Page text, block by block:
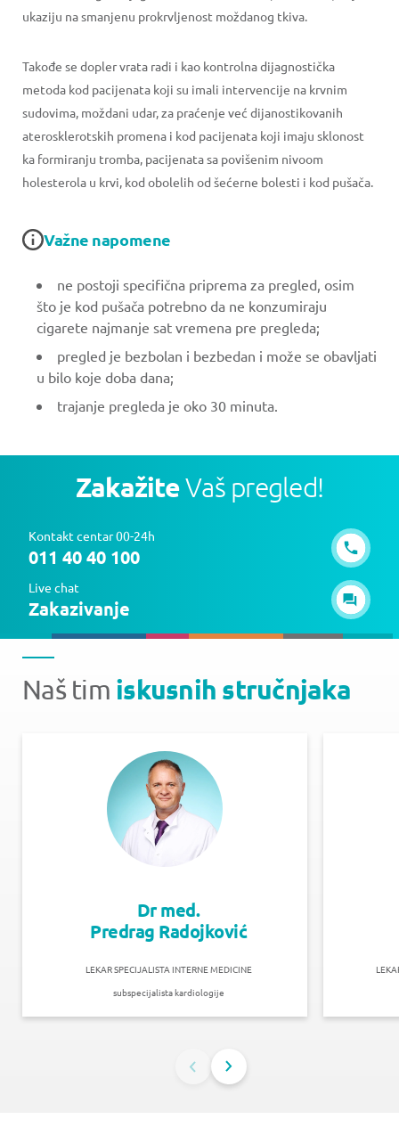
ukaziju na smanjenu prokrvljenost moždanog tkiva.
Takođe se dopler vrata radi i kao kontrolna dijagnostička
metoda kod pacijenata koji su imali intervencije na krvnim
sudovima, moždani udar, za praćenje već dijanostikovanih
aterosklerotskih promena i kod pacijenata koji imaju sklonost
ka formiranju tromba, pacijenata sa povišenim nivoom
holesterola u krvi, kod obolelih od šećerne bolesti i kod pušača.
Važne napomene
ne postoji specifična priprema za pregled, osim
što je kod pušača potrebno da ne konzumiraju
cigarete najmanje sat vremena pre pregleda;
pregled je bezbolan i bezbedan i može se obavljati
u bilo koje doba dana;
trajanje pregleda je oko 30 minuta.
ZakažiteVaš pregled!
Kontakt centar 00-24h
011 40 40 100
Live chat
Zakazivanje
Naš tim iskusnih stručnjaka
Dr med.
Predrag Radojković
LEKAR SPECIJALISTA INTERNE MEDICINE
subspecijalista kardiologije